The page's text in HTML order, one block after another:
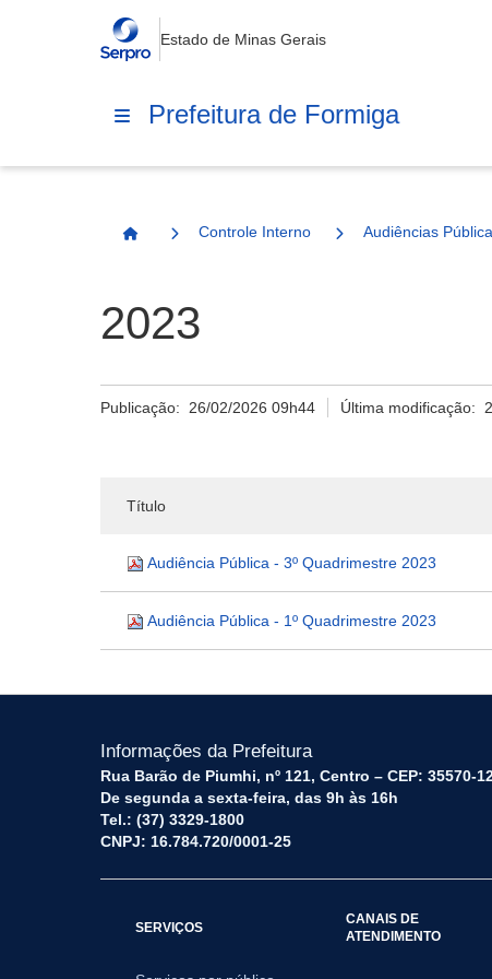
Estado de Minas Gerais
Prefeitura de Formiga
Página Inicial
Controle Interno Audiências
2023
Publicação: 26/02/2026 09h44 Última modificação:
Título
Audiência Pública - 3º Quadrimestre 2023
Audiência Pública - 1º Quadrimestre 2023
Informações da Prefeitura
Rua Barão de Piumhi, nº 121, Centro – CEP: 35570-
De segunda a sexta-feira, das 9h às 16h
Tel.: (37) 3329-1800
CNPJ: 16.784.720/0001-25
SERVIÇOS
CANAIS DE
ATENDIMENTO